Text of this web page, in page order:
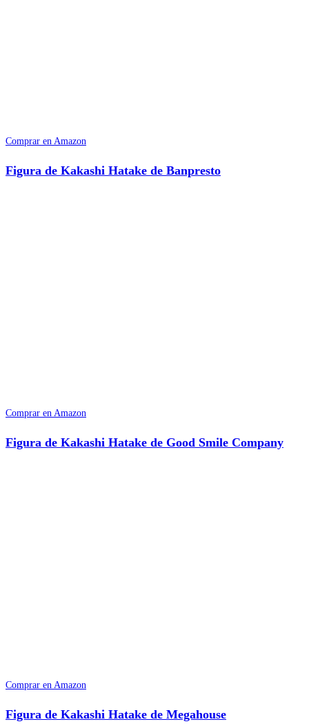
Comprar en Amazon
Figura de Kakashi Hatake de Banpresto
Comprar en Amazon
Figura de Kakashi Hatake de Good Smile Company
Comprar en Amazon
Figura de Kakashi Hatake de Megahouse